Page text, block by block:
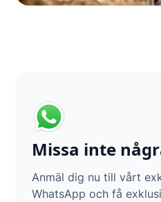
Missa inte
Anmäl dig nu till vårt
WhatsApp och få